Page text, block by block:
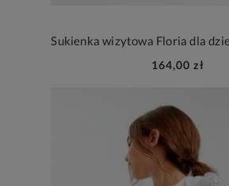
Sukienka wizytowa Floria dla
164,00 zł